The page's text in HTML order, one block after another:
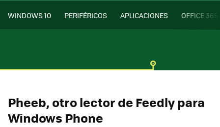
WINDOWS 10 PERIFÉRICOS APLICACIONES OFFICE 365
Pheeb, otro lector de Feedly para
Windows Phone